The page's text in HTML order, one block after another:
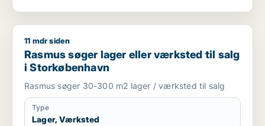
Rasmus søger lager eller værksted til salg i Storkøbenhavn
11 mdr siden
Rasmus søger lager eller værksted til salg
i Storkøbenhavn
Rasmus søger 30-300 m2 lager / værksted til salg
Type
Lager, Værksted